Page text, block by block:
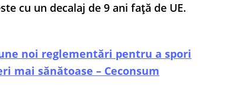
cu un decalaj de 9 ani față de UE.
noi reglementări pentru a spori
mai sănătoase – Ceconsum